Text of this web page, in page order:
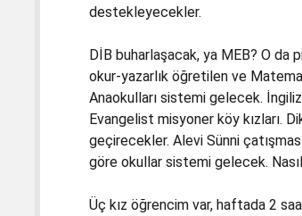
destekleyecekler.
DİB buharlaşacak, ya MEB? O da
okur-yazarlık öğretilen ve
Anaokulları sistemi gelecek.
Evangelist misyoner köy kızları.
geçirecekler. Alevi Sünni
göre okullar sistemi gelecek.
Üç kız öğrencim var, haftada 2